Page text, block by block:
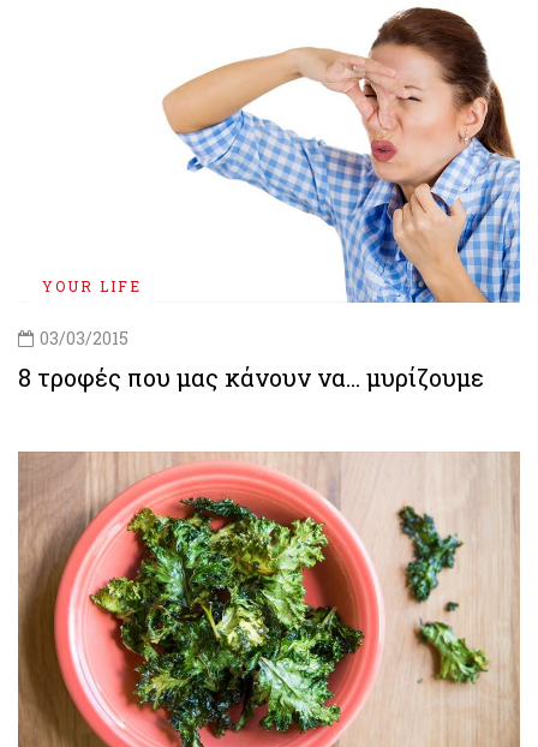
YOUR LIFE
03/03/2015
8 τροφές που μας κάνουν να… μυρίζουμε